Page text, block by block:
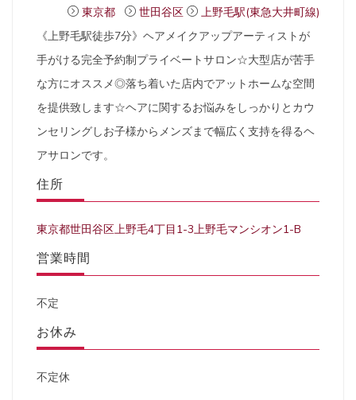
東京都 世田谷区
上野毛駅(東急大井町線)
《上野毛駅徒歩7分》ヘアメイクアップアーティストが
手がける完全予約制プライベートサロン☆大型店が苦手
な方にオススメ◎落ち着いた店内でアットホームな空間
を提供致します☆ヘアに関するお悩みをしっかりとカウ
ンセリングしお子様からメンズまで幅広く支持を得るヘ
アサロンです。
住所
東京都世田谷区上野毛4丁目1-3上野毛マンシオン1-B
営業時間
不定
お休み
不定休